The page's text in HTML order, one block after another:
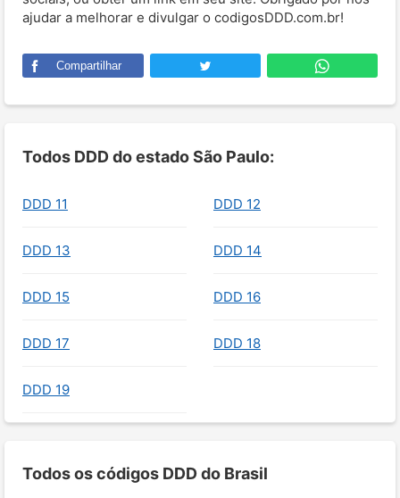
ajudar a melhorar e divulgar o codigosDDD.com.br!
Compartilhar
Todos DDD do estado São Paulo:
DDD 11 DDD 12
DDD 13 DDD 14
DDD 15 DDD 16
DDD 17 DDD 18
DDD 19
Todos os códigos DDD do Brasil